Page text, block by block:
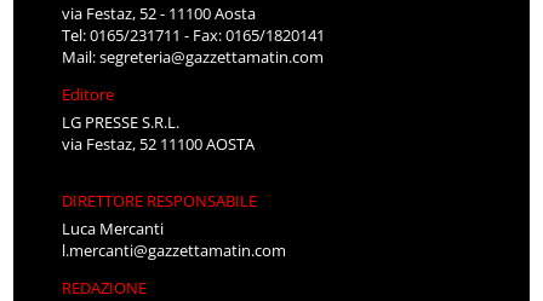
via Festaz, 52 - 11100 Aosta
Tel: 0165/231711 - Fax: 0165/1820141
Mail:segreteria@gazzettamatin.com
Editore
LG PRESSE S.R.L.
via Festaz, 52 11100 AOSTA
DIRETTORE RESPONSABILE
Luca Mercanti
l.mercanti@gazzettamatin.com
REDAZIONE